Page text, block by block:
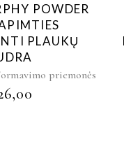
POWDER
PLAUKŲ
priemonės